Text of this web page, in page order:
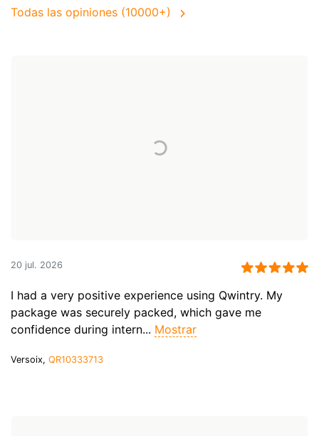
Todas las opiniones (10000+)
20 jul. 2026
I had a very positive experience using Qwintry. My
package was securely packed, which gave me
confidence during intern... Mostrar
Versoix, QR10333713